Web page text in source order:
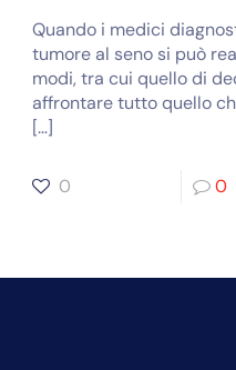
Quando i medici
tumore al seno si può
modi, tra cui quello di
affrontare tutto quello
[…]
0 0